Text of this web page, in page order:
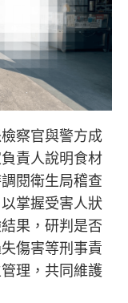
察官與警方成
責人說明食材
閱衛生局稽查
掌握受害人狀
果，研判是否
傷害等刑事責
理，共同維護